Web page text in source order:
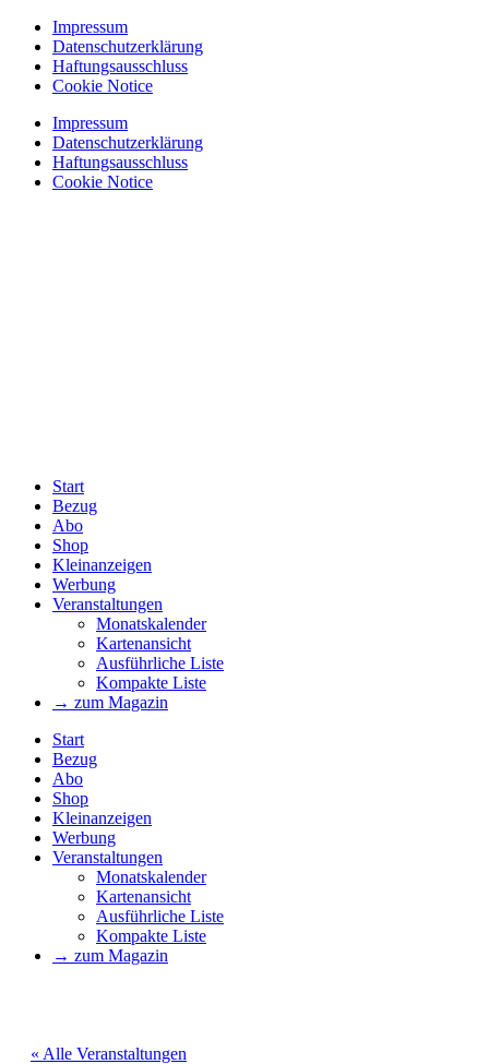
Zum
Inhalt
springen
Impressum
Datenschutzerklärung
Haftungsausschluss
Cookie Notice
Impressum
Datenschutzerklärung
Haftungsausschluss
Cookie Notice
Start
Bezug
Abo
Shop
Kleinanzeigen
Werbung
Veranstaltungen
Monatskalender
Kartenansicht
Ausführliche Liste
Kompakte Liste
→ zum Magazin
Start
Bezug
Abo
Shop
Kleinanzeigen
Werbung
Veranstaltungen
Monatskalender
Kartenansicht
Ausführliche Liste
Kompakte Liste
→ zum Magazin
« Alle Veranstaltungen